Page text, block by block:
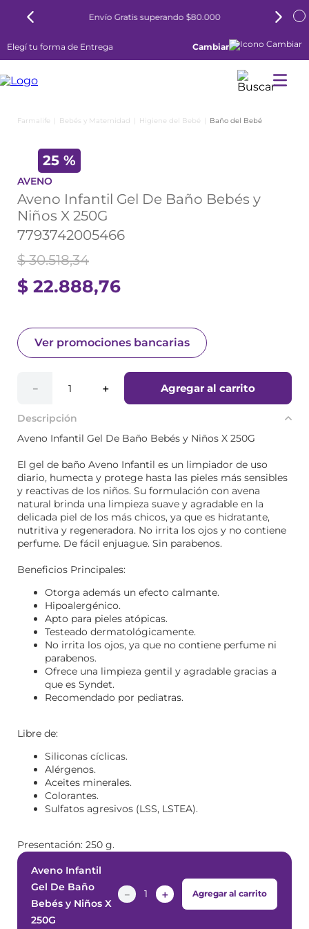
Envío Gratis superando $80.000
Elegí tu forma de Entrega Cambiar
Bebés y Maternidad Higiene del Bebé Baño del Bebé
25 %
AVENO
Aveno Infantil Gel De Baño Bebés y
Niños X 250G
7793742005466
$ 22.888,76
$ 30.518,34
Ver promociones bancarias
＋
－ Agregar al carrito
Descripción
Aveno Infantil Gel De Baño Bebés y Niños X 250G
El gel de baño Aveno Infantil es un limpiador de uso
diario, humecta y protege hasta las pieles más sensibles
y reactivas de los niños. Su formulación con avena
natural brinda una limpieza suave y agradable en la
delicada piel de los más chicos, ya que es hidratante,
nutritiva y regeneradora. No irrita los ojos y no contiene
perfume. De fácil enjuague. Sin parabenos.
Beneficios Principales:
Otorga además un efecto calmante.
Hipoalergénico.
Apto para pieles atópicas.
Testeado dermatológicamente.
No irrita los ojos, ya que no contiene perfume ni
parabenos.
Ofrece una limpieza gentil y agradable gracias a
que es Syndet.
Recomendado por pediatras.
Libre de:
Siliconas cíclicas.
Alérgenos.
Aceites minerales.
Colorantes.
Sulfatos agresivos (LSS, LSTEA).
Presentación: 250 g.
Aveno Infantil
Gel De Baño
Bebés y Niños X
250G
＋
－ Agregar al carrito